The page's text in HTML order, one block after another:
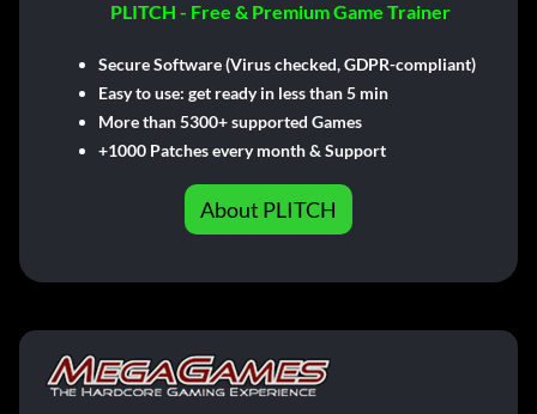
PLITCH - Free & Premium Game Trainer
Secure Software (Virus checked, GDPR-compliant)
Easy to use: get ready in less than 5 min
More than 5300+ supported Games
+1000 Patches every month & Support
About PLITCH